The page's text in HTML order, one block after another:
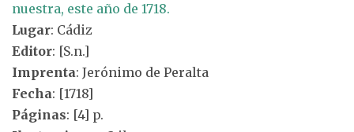
nuestra, este año de 1718.
Lugar: Cádiz
Editor: [S.n.]
Imprenta: Jerónimo de Peralta
Fecha: [1718]
Páginas: [4] p.